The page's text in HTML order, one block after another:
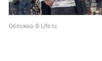
Обложка © Life.ru